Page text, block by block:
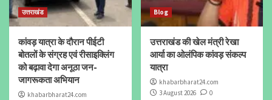
उत्तराखंड
कांवड़ यात्रा के दौरान पीईटी
बोतलों के संग्रह एवं रीसाइक्लिंग
को बढ़ावा देगा अनूठा जन-
जागरूकता अभियान
khabarbharat24.com
Blog
उत्तराखंड की खेल मंत्री रेखा
आर्या का ओलंपिक कांवड़ संकल्प
यात्रा
khabarbharat24.com
3 August 2026
0